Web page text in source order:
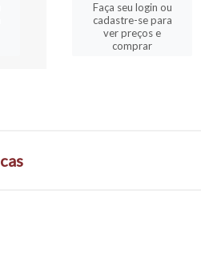
Faça seu login ou
cadastre-se para
ver preços e
comprar